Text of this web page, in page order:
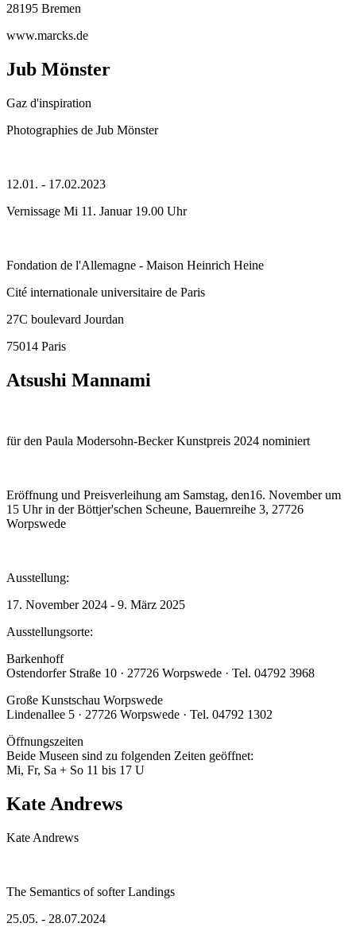
28195 Bremen
www.marcks.de
Jub Mönster
Gaz d'inspiration
Photographies de Jub Mönster
12.01. - 17.02.2023
Vernissage Mi 11. Januar 19.00 Uhr
Fondation de l'Allemagne - Maison Heinrich Heine
Cité internationale universitaire de Paris
27C boulevard Jourdan
75014 Paris
Atsushi Mannami
für den Paula Modersohn-Becker Kunstpreis 2024 nominiert
Eröffnung und Preisverleihung am Samstag, den16. November um
15 Uhr in der Böttjer'schen Scheune, Bauernreihe 3, 27726
Worpswede
Ausstellung:
17. November 2024 - 9. März 2025
Ausstellungsorte:
Barkenhoff
Ostendorfer Straße 10 · 27726 Worpswede · Tel. 04792 3968
Große Kunstschau Worpswede
Lindenallee 5 · 27726 Worpswede · Tel. 04792 1302
Öffnungszeiten
Beide Museen sind zu folgenden Zeiten geöffnet:
Mi, Fr, Sa + So 11 bis 17 U
Kate Andrews
Kate Andrews
The Semantics of softer Landings
25.05. - 28.07.2024